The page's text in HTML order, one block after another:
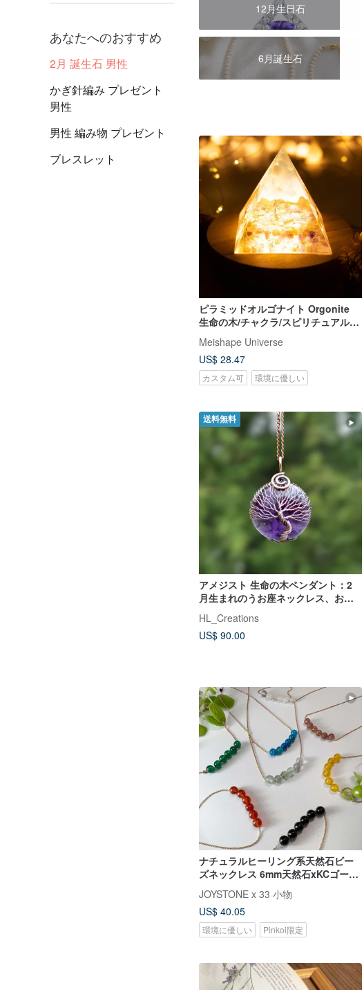
あなたへのおすすめ
2月 誕生石 男性
かぎ針編み プレゼント
男性
男性 編み物 プレゼント
ブレスレット
12月生日石
6月誕生石
ピラミッドオルゴナイト Orgonite
生命の木/チャクラ/スピリチュアル/
瞑想/エネルギー アクアマリン アメ
ジスト
Meishape Universe
US$ 28.47
カスタム可 環境に優しい
送料無料
アメジスト 生命の木ペンダント：2
月生まれのうお座ネックレス、お守
り
HL_Creations
US$ 90.00
ナチュラルヒーリング系天然石ビー
ズネックレス 6mm天然石xKCゴール
ドチェーン 長さ調節可能 8種から選
べる
JOYSTONE x 33 小物
US$ 40.05
環境に優しい Pinkoi限定